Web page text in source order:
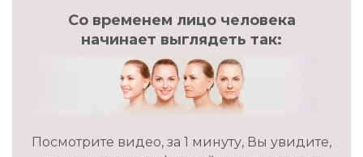
Со временем лицо человека
начинает выглядеть так:
Посмотрите видео, за 1 минуту, Вы увидите,